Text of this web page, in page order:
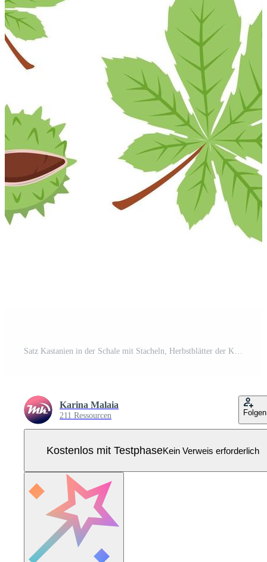
Satz Kastanien in der Schale mit Stacheln, Herbstblätter der Kastanie Pro Vektor
Karina Malaia
211 Ressourcen Folgen
Kostenlos mit TestphaseKein Verweis erforderlich